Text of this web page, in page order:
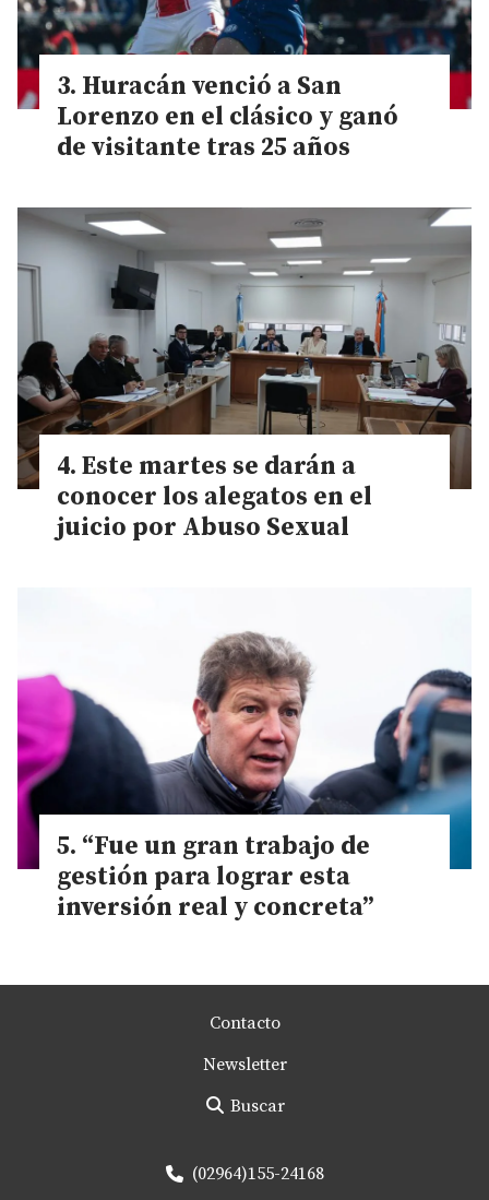
Huracán venció a San
Lorenzo en el clásico y ganó
de visitante tras 25 años
Este martes se darán a
conocer los alegatos en el
juicio por Abuso Sexual
“Fue un gran trabajo de
gestión para lograr esta
inversión real y concreta”
Contacto
Newsletter
Buscar
(02964)155-24168